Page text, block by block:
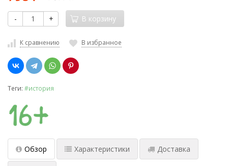
- + В корзину
К сравнению В избранное
Теги: #история
Обзор Характеристики Доставка